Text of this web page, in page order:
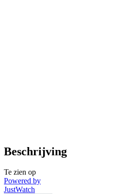
Beschrijving
Te zien op
Powered by
JustWatch